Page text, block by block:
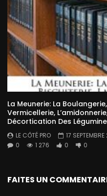
La Meunerie: La
Vermicellerie,
Décortication Des
LE CÔTÉ PRO
17
0
1 276 0 0
FAITES UN